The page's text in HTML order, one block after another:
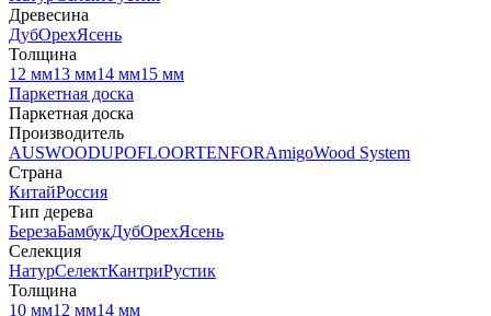
Древесина
ДубОрехЯсень
Толщина
12 мм13 мм14 мм15 мм
Паркетная доска
Паркетная доска
Производитель
AUSWOODUPOFLOORTENFORAmigoWood System
Страна
КитайРоссия
Тип дерева
БерезаБамбукДубОрехЯсень
Селекция
НатурСелектКантриРустик
Толщина
10 мм12 мм14 мм